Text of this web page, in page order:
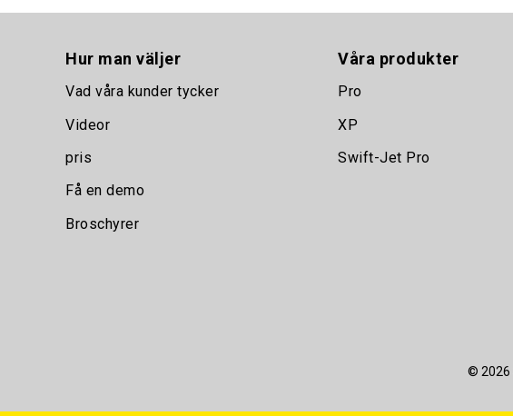
Hur man väljer
Vad våra kunder tycker
Videor
pris
Få en demo
Broschyrer
Våra produkter
Pro
XP
Swift-Jet Pro
© 2026